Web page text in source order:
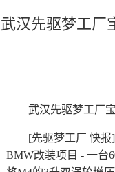
武汉先驱梦工厂
武汉先驱梦工厂
[先驱梦工厂 快报
BMW改装项目 - 一台